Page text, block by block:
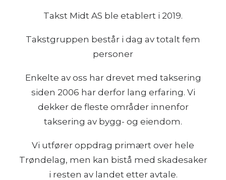
Takst Midt AS ble etablert i 2019.
Takstgruppen består i dag av totalt fem
personer
Enkelte av oss har drevet med taksering
siden 2006 har derfor lang erfaring. Vi
dekker de fleste områder innenfor
taksering av bygg- og eiendom.
Vi utfører oppdrag primært over hele
Trøndelag, men kan bistå med skadesaker
i resten av landet etter avtale.